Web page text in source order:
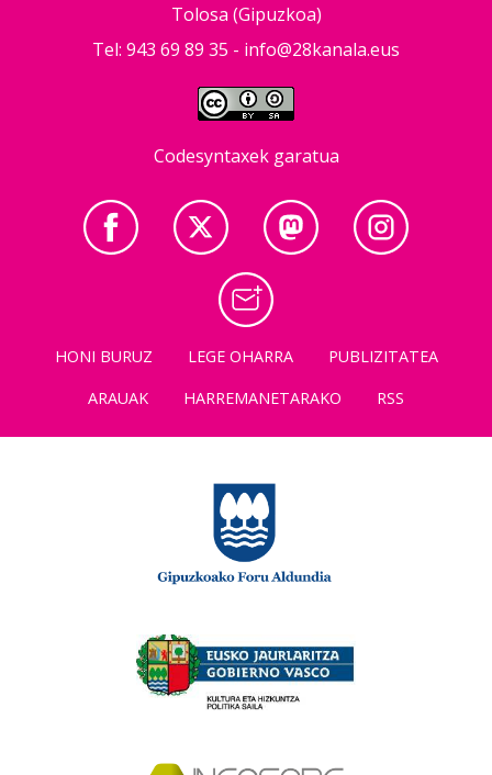
Tolosa (Gipuzkoa)
Tel: 943 69 89 35 - info@28kanala.eus
Codesyntaxek garatua
HONI BURUZ LEGE OHARRA
PUBLIZITATEA
ARAUAK
HARREMANETARAKO RSS